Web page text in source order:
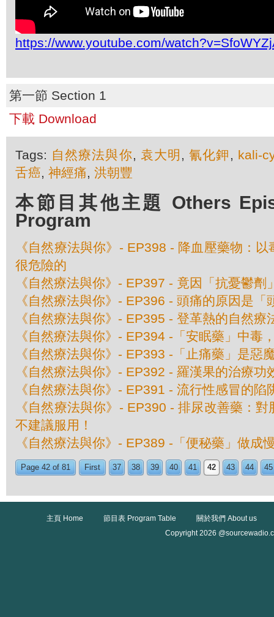
https://www.youtube.com/
第一節 Section 1
下載 Download
Tags: 自然療法與你, 袁大明 ,氰化鉀 , kali-
舌癌, 神經痛, 洪朝豐
本節目其他主題 Others
Program
《自然療法與你》- EP398 - 降血壓藥物：
很危險的
《自然療法與你》- EP397 - 竟因「抗憂鬱劑
《自然療法與你》- EP396 - 頭痛的原因是「
《自然療法與你》- EP395 - 登革熱的自然療
《自然療法與你》- EP394 -「安眠藥」中毒
《自然療法與你》- EP393 -「止痛藥」是惡
《自然療法與你》- EP392 - 羅漢果的治療功
《自然療法與你》- EP391 - 流行性感冒的陷
《自然療法與你》- EP390 - 排尿改善藥：
不建議服用！
《自然療法與你》- EP389 -「便秘藥」做成
Page 42 of 81 First 37 38 39 40 41 42 43 44 45
主頁 Home 節目表 Program Table
關於我們 About us
Copyright 2026